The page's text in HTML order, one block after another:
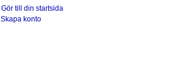
Gör till din startsida
Skapa konto